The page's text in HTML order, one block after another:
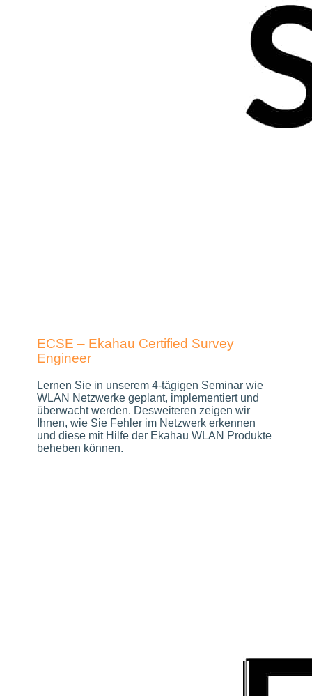
ECSE – Ekahau Certified Survey
Engineer
Lernen Sie in unserem 4-tägigen Seminar wie
WLAN Netzwerke geplant, implementiert und
überwacht werden. Desweiteren zeigen wir
Ihnen, wie Sie Fehler im Netzwerk erkennen
und diese mit Hilfe der Ekahau WLAN Produkte
beheben können.